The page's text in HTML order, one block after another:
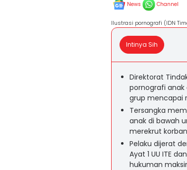
News Channel
Ilustrasi pornografi (IDN
Intinya Sih
Direktorat
pornografi
grup mencapai
Tersangka
anak di bawah
merekrut
Pelaku dijerat
Ayat 1 UU ITE
hukuman